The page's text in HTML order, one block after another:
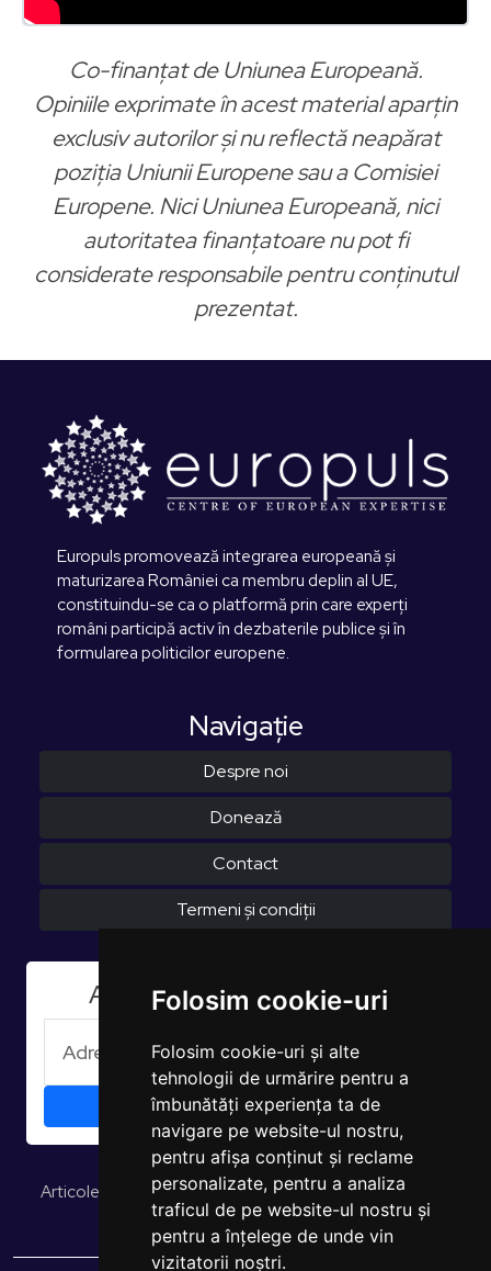
Folosim cookie-uri
Folosim cookie-uri și alte
tehnologii de urmărire pentru a
îmbunătăți experiența ta de
navigare pe website-ul nostru,
pentru afișa conținut și reclame
personalizate, pentru a analiza
traficul de pe website-ul nostru și
pentru a înțelege de unde vin
vizitatorii noștri.
Co-finanțat de Uniunea Europeană.
Opiniile exprimate în acest material aparțin
exclusiv autorilor și nu reflectă neapărat
poziția Uniunii Europene sau a Comisiei
Europene. Nici Uniunea Europeană, nici
autoritatea finanțatoare nu pot fi
considerate responsabile pentru conținutul
prezentat.
Europuls promovează integrarea europeană și
maturizarea României ca membru deplin al UE,
constituindu-se ca o platformă prin care experți
români participă activ în dezbaterile publice și în
formularea politicilor europene.
Navigaţie
Despre noi
Donează
Contact
Termeni și condiții
Aboneaza-te la Newsletter
Articole și opiniiStudii și rapoarteEUROPULS Rezultate